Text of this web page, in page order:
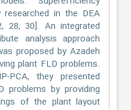
in the DEA
28, 30]. An integrated
analysis approach
proposed by Azadeh
plant FLD problems.
PCA, they presented
by providing
of the plant layout